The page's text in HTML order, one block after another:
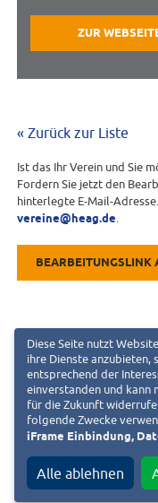
ZUR
« Zurück zur Liste
Ist das Ihr Verein und Sie
Fordern Sie jetzt den
hinterlegte E-Mail-
vereine@heag.de
BEARBEITUNGSLINK
Diese Seite nutzt
ihre Dienste anzubieten,
entsprechend der
einverstanden und kann
für die Zukunft
folgende Zwecke
iFrame Einbindung,
Alle ablehnen